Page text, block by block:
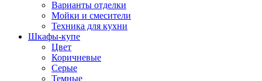
Варианты отделки
Мойки и смесители
Техника для кухни
Шкафы-купе
Цвет
Коричневые
Серые
Темные